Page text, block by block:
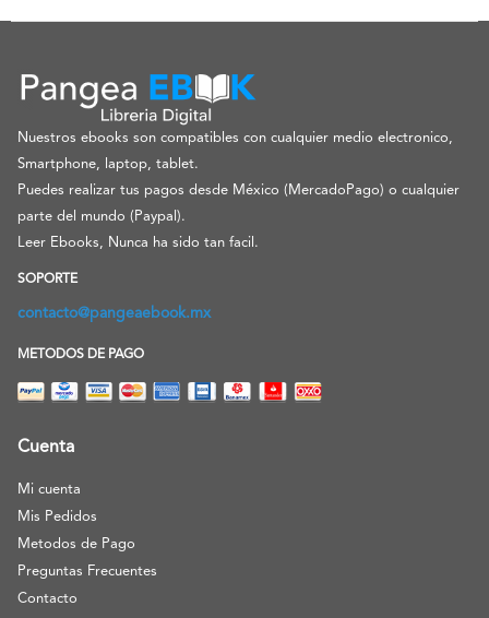
Nuestros ebooks son compatibles con cualquier medio electronico,
Smartphone, laptop, tablet.
Puedes realizar tus pagos desde México (MercadoPago) o cualquier
parte del mundo (Paypal).
Leer Ebooks, Nunca ha sido tan facil.
SOPORTE
contacto@pangeaebook.mx
METODOS DE PAGO
Cuenta
Mi cuenta
Mis Pedidos
Metodos de Pago
Preguntas Frecuentes
Contacto